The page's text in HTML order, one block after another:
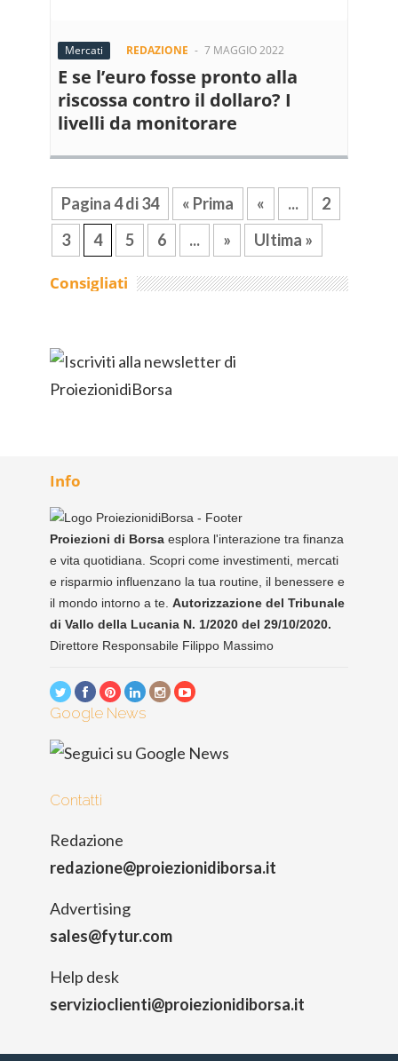
Mercati REDAZIONE - 7 MAGGIO 2022
E se l’euro fosse pronto alla
riscossa contro il dollaro? I
livelli da monitorare
Pagina 4 di 34 « Prima « ...
2
3
4 5 6 ... » Ultima »
Consigliati
Info
Proiezioni di Borsa esplora l'interazione tra finanza
e vita quotidiana. Scopri come investimenti, mercati
e risparmio influenzano la tua routine, il benessere e
il mondo intorno a te. Autorizzazione del Tribunale
di Vallo della Lucania N. 1/2020 del 29/10/2020.
Direttore Responsabile Filippo Massimo
Google News
Contatti
Redazione
redazione@proiezionidiborsa.it
Advertising
sales@fytur.com
Help desk
servizioclienti@proiezionidiborsa.it